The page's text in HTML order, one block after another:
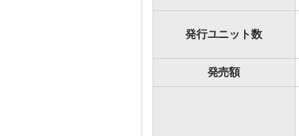
発行ユニット数
発売額